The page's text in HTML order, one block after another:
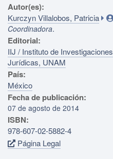
Autor(es):
Kurczyn Villalobos, Patricia
Coordinadora.
Editorial:
IIJ / Instituto de Investigaciones
Jurídicas, UNAM
País:
México
Fecha de publicación:
07 de agosto de 2014
ISBN:
978-607-02-5882-4
Página Legal